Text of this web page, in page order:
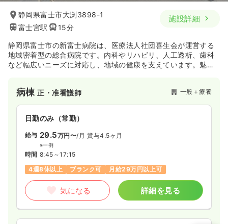
検診・健診正看護師
日勤のみ（常勤） 一時募集休止
時間 8:00～17:00（休憩60分）
気になる
静岡県富士市大渕3898-1
富士宮駅
15分
施設詳細
静岡県富士市の新富士病院は、医療法人社団喜生会が運営する
地域密着型の総合病院です。内科やリハビリ、人工透析、歯科
など幅広いニーズに対応し、地域の健康を支えています。魅力
境が整っています。
病棟正・准看護師 一般＋療養
日勤のみ（常勤）
給与 29.5万円〜/月 賞与4.5ヶ月
※一例
時間 8:45～17:15
4週8休以上
ブランク可 月給29万円以上可
気になる 詳細を見る